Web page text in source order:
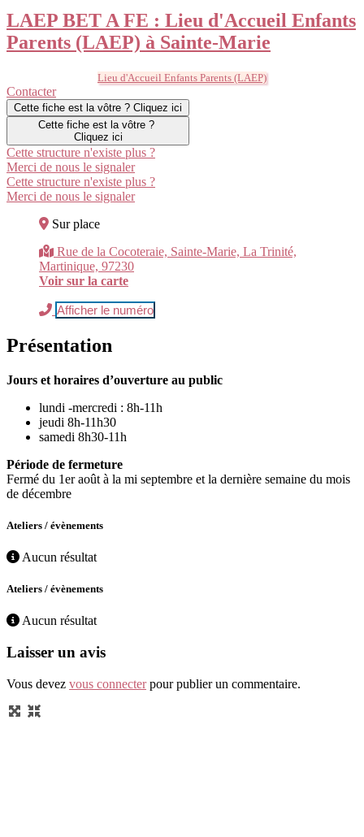
LAEP BET A FE : Lieu d'Accueil Enfants
Parents (LAEP) à Sainte-Marie
Lieu d'Accueil Enfants Parents (LAEP)
Contacter
Cette fiche est la vôtre ? Cliquez ici
Cette fiche est la vôtre ?
Cliquez ici
Cette structure n'existe plus ?
Merci de nous le signaler
Cette structure n'existe plus ?
Merci de nous le signaler
Sur place
Rue de la Cocoteraie, Sainte-Marie, La Trinité,
Martinique, 97230
Voir sur la carte
Afficher le numéro
Présentation
Jours et horaires d’ouverture au public
lundi -mercredi : 8h-11h
jeudi 8h-11h30
samedi 8h30-11h
Période de fermeture
Fermé du 1er août à la mi septembre et la dernière semaine du mois
de décembre
Ateliers / évènements
Aucun résultat
Ateliers / évènements
Aucun résultat
Laisser un avis
Vous devez vous connecterpour publier un commentaire.